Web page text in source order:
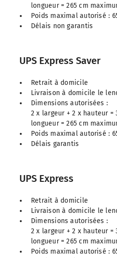
longueur = 265 cm
Poids maximal autorisé :
Délais non garantis
UPS Express Saver
Retrait à domicile
Livraison à domicile le
Dimensions autorisées :
2 x largeur + 2 x hauteur =
longueur = 265 cm
Poids maximal autorisé :
Délais garantis
UPS Express
Retrait à domicile
Livraison à domicile le
Dimensions autorisées :
2 x largeur + 2 x hauteur =
longueur = 265 cm
Poids maximal autorisé :